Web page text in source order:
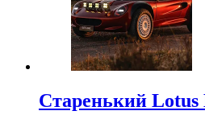
Старенький Lotus